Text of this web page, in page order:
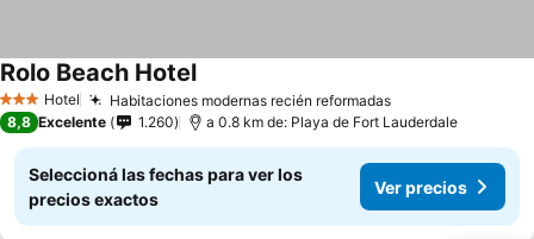
3 Estrellas
Hotel Habitaciones modernas recién reformadasVer precios
Rolo Beach HotelVer precios
8,8 Excelente 1.260 a 0.8 km de: Playa de Fort Lauderdale
Seleccioná las fechas para ver los
precios exactos
Ver precios